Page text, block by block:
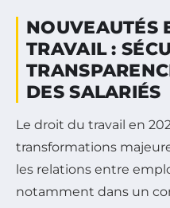
NOUVEAUTÉS
TRAVAIL :
DES SALARIÉS
Le droit du travail en
transformations
les relations entre
notamment dans un